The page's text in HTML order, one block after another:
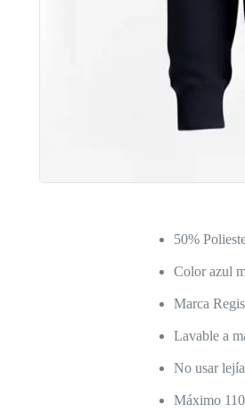
50%
Color azul
Marca
Lavable a
No usar lejía
Máximo